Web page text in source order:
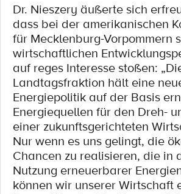
Dr. Nieszery äußerte sich
dass bei der amerikanischen
für Mecklenburg-Vorpommern
wirtschaftlichen
auf reges Interesse stoßen:
Landtagsfraktion hält eine
Energiepolitik auf der Basis
Energiequellen für den Dreh-
einer zukunftsgerichteten
Nur wenn es uns gelingt, die
Chancen zu realisieren, die in
Nutzung erneuerbarer
können wir unserer Wirtschaft